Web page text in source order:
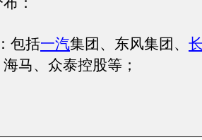
包括一汽集团、东风集团、
海马、众泰控股等；